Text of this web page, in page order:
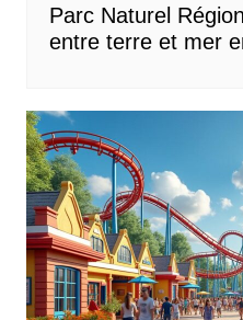
Parc Naturel
entre terre et mer